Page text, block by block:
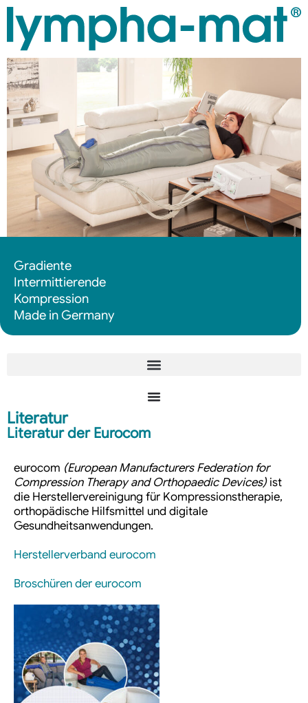
Gradiente
Intermittierende
Kompression
Made in Germany
Literatur
Literatur der Eurocom
eurocom (European Manufacturers Federation for
Compression Therapy and Orthopaedic Devices)ist
die Herstellervereinigung für Kompressionstherapie,
orthopädische Hilfsmittel und digitale
Gesundheitsanwendungen.
Herstellerverband eurocom
Broschüren der eurocom